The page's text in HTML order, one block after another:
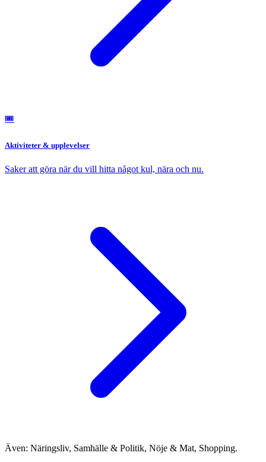
🎟️
Aktiviteter & upplevelser
Saker att göra när du vill hitta något kul, nära och nu.
Även: Näringsliv, Samhälle & Politik, Nöje & Mat, Shopping.